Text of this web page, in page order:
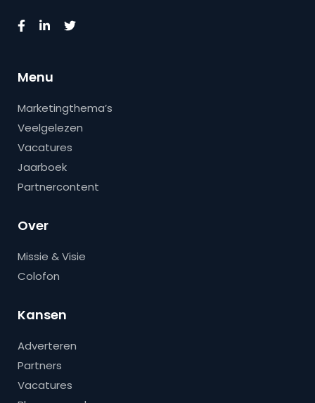
Menu
Marketingthema’s
Veelgelezen
Vacatures
Jaarboek
Partnercontent
Over
Missie & Visie
Colofon
Kansen
Adverteren
Partners
Vacatures